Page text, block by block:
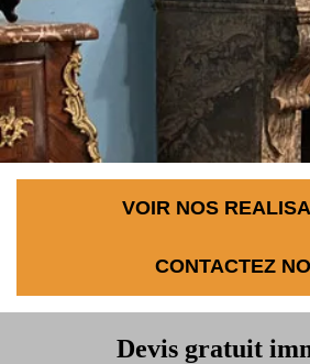
VOIR NOS
CONTACTEZ
Devis gratuit